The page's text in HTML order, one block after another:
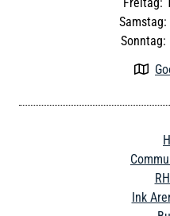
Sonntag:

Ink